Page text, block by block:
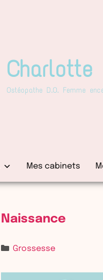
Charlotte
Ostéopathe D.O. Femme
Mes cabinets
Naissance
Grossesse